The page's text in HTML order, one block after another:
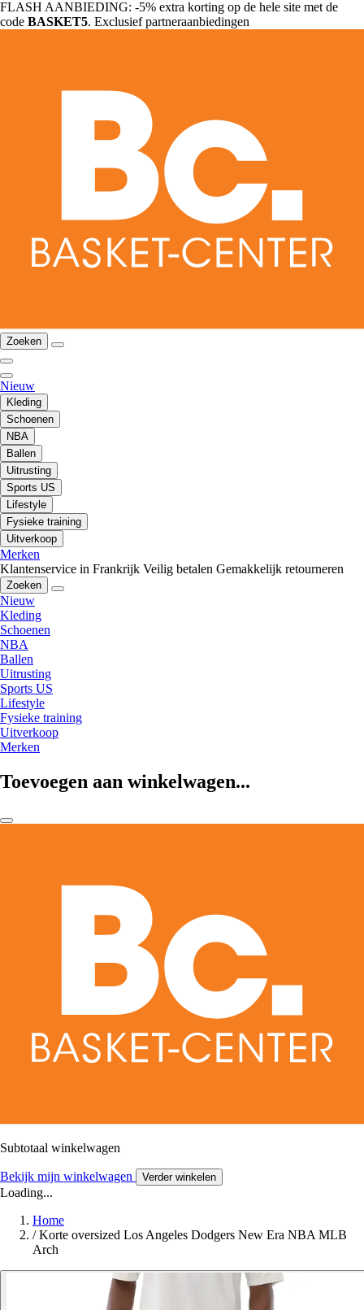
FLASH AANBIEDING: -5% extra korting op de hele site met de
code BASKET5. Exclusief partneraanbiedingen
Zoeken
Nieuw
Kleding
Schoenen
NBA
Ballen
Uitrusting
Sports US
Lifestyle
Fysieke training
Uitverkoop
Merken
Klantenservice in Frankrijk Veilig betalen Gemakkelijk retourneren
Zoeken
Nieuw
Kleding
Schoenen
NBA
Ballen
Uitrusting
Sports US
Lifestyle
Fysieke training
Uitverkoop
Merken
Toevoegen aan winkelwagen...
Subtotaal winkelwagen
Bekijk mijn winkelwagen Verder winkelen
Loading...
Home
/ Korte oversized Los Angeles Dodgers New Era NBA MLB
Arch